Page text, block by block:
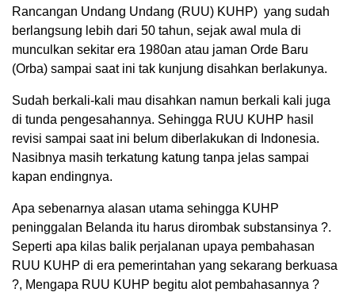
00:00
Rancangan Undang Undang (RUU) KUHP) yang sudah
berlangsung lebih dari 50 tahun, sejak awal mula di
munculkan sekitar era 1980an atau jaman Orde Baru
(Orba) sampai saat ini tak kunjung disahkan berlakunya.
Sudah berkali-kali mau disahkan namun berkali kali juga
di tunda pengesahannya. Sehingga RUU KUHP hasil
revisi sampai saat ini belum diberlakukan di Indonesia.
Nasibnya masih terkatung katung tanpa jelas sampai
kapan endingnya.
Apa sebenarnya alasan utama sehingga KUHP
peninggalan Belanda itu harus dirombak substansinya ?.
Seperti apa kilas balik perjalanan upaya pembahasan
RUU KUHP di era pemerintahan yang sekarang berkuasa
?, Mengapa RUU KUHP begitu alot pembahasannya ?